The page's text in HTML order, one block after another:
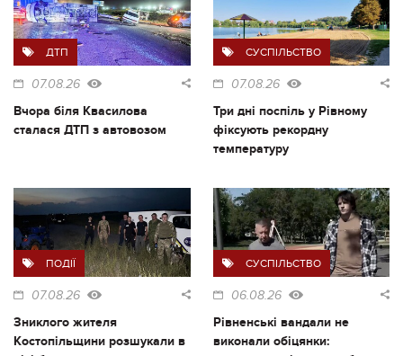
ДТП
07.08.26
Вчора біля Квасилова
сталася ДТП з автовозом
СУСПІЛЬСТВО
07.08.26
Три дні поспіль у Рівному
фіксують рекордну
температуру
ПОДІЇ
07.08.26
Зниклого жителя
Костопільщини розшукали в
СУСПІЛЬСТВО
06.08.26
Рівненські вандали не
виконали обіцянки: